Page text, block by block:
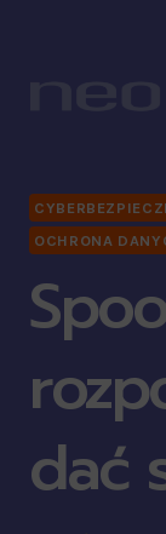
OCHRONA
dać